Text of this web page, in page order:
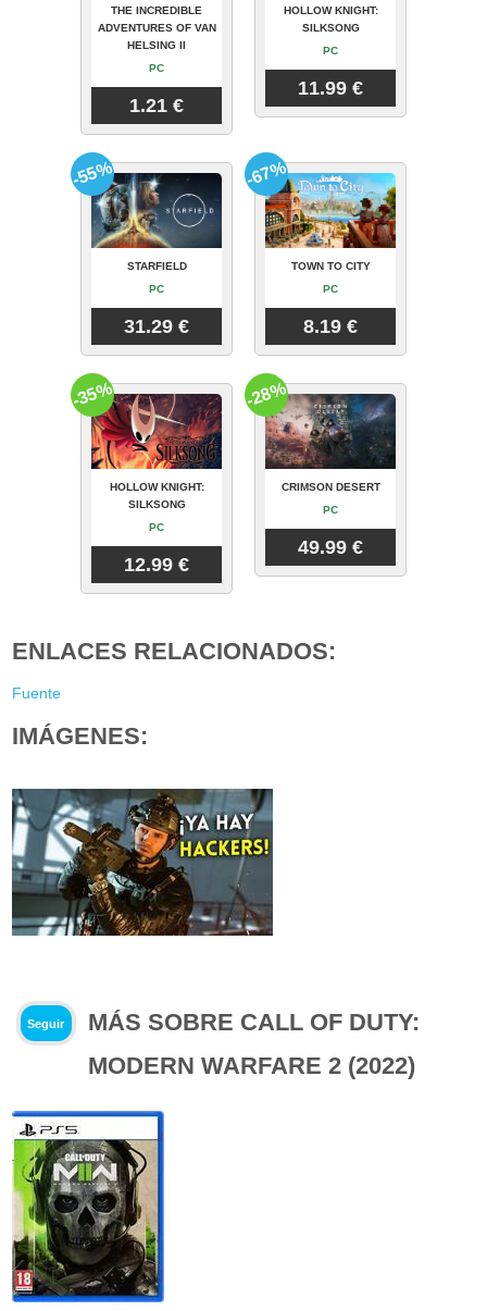
THE INCREDIBLE
ADVENTURES OF VAN
HELSING II
PC
1.21 €
HOLLOW KNIGHT:
SILKSONG
PC
11.99 €
STARFIELD
PC
31.29 €
-55%
TOWN TO CITY
PC
8.19 €
-67%
HOLLOW KNIGHT:
SILKSONG
PC
12.99 €
-35%
CRIMSON DESERT
PC
49.99 €
-28%
ENLACES RELACIONADOS:
Fuente
IMÁGENES:
Seguir
MÁS SOBRE CALL OF DUTY:
MODERN WARFARE 2 (2022)